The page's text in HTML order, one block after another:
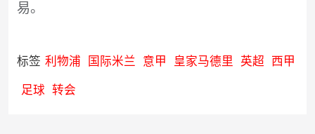
易。
标签 利物浦 国际米兰 意甲 皇家马德里 英超 西甲
足球 转会